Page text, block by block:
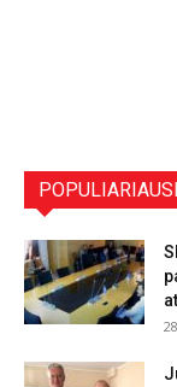
POPULIARIAUSI